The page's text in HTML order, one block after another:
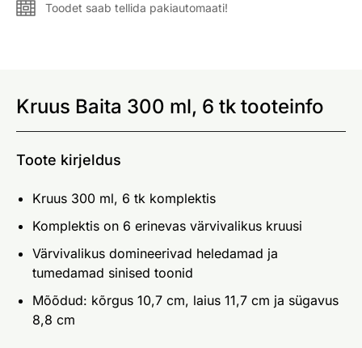
Toodet saab tellida pakiautomaati!
Kruus Baita 300 ml, 6 tk tooteinfo
Toote kirjeldus
Kruus 300 ml, 6 tk komplektis
Komplektis on 6 erinevas värvivalikus kruusi
Värvivalikus domineerivad heledamad ja
tumedamad sinised toonid
Mõõdud: kõrgus 10,7 cm, laius 11,7 cm ja sügavus
8,8 cm